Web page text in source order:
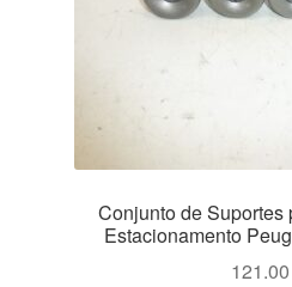
Conjunto de Suportes
Estacionamento
121.00